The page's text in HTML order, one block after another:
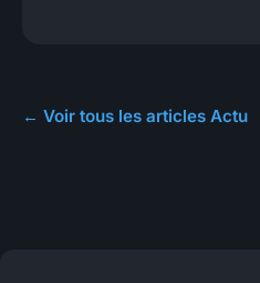
← Voir tous les articles Actu